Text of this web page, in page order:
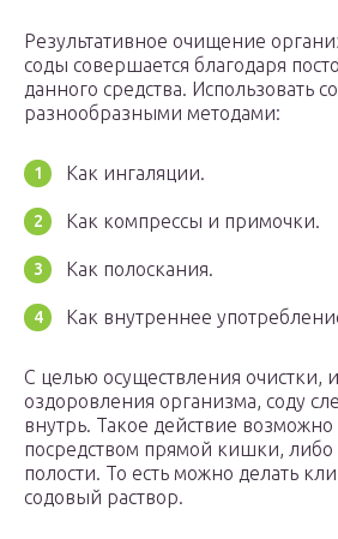
Результативное очищение
соды совершается благодаря
данного средства. Использовать
разнообразными методами:
Как ингаляции.
Как компрессы и примочки.
Как полоскания.
Как внутреннее
С целью осуществления очистки, и
оздоровления организма, соду
внутрь. Такое действие возможно
посредством прямой кишки, либо
полости. То есть можно делать
содовый раствор.